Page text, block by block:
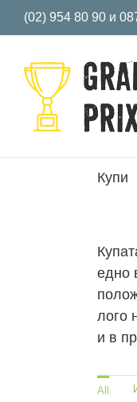
content
(02) 954 80 90 и
Купи
едно
лого
и в
All